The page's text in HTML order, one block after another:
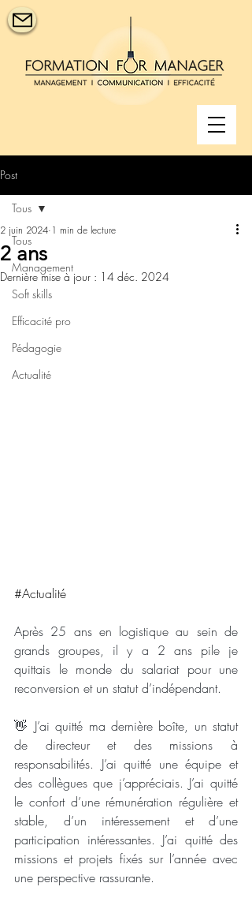
Post
Tous
Management
Soft skills
Efficacité pro
Pédagogie
Actualité
Tous
2 ans
2 juin 2024 1 min de lecture
Dernière mise à jour : 14 déc. 2024
#Actualité
Après 25 ans en logistique au sein de
grands groupes, il y a 2 ans pile je
quittais le monde du salariat pour une
reconversion et un statut d’indépendant.
👋 J’ai quitté ma dernière boîte, un statut
de directeur et des missions à
responsabilités. J’ai quitté une équipe et
des collègues que j’appréciais. J’ai quitté
le confort d’une rémunération régulière et
stable, d’un intéressement et d’une
participation intéressantes. J’ai quitté des
missions et projets fixés sur l’année avec
une perspective rassurante.